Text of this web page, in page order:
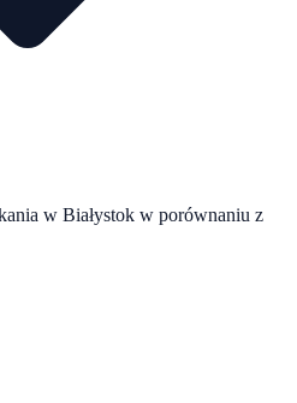
w Białystok w porównaniu z